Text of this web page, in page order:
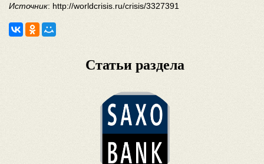
Источник: http://worldcrisis.ru/crisis/3327391
Статьи раздела